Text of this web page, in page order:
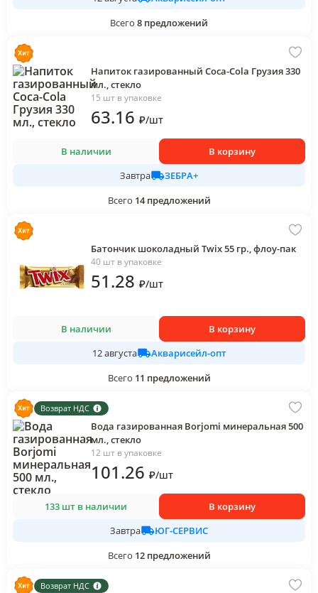
Всего 8 предложений
Напиток газированный Coca-Cola Грузия 330
мл., стекло
15 шт в упаковке
63.16 ₽/шт
В наличии
В корзину
Завтра
ЗЕБРА+
Всего 14 предложений
Батончик шоколадный Twix 55 гр., флоу-пак
40 шт в упаковке
51.28 ₽/шт
В наличии
В корзину
12 августа
Акварисейл-опт
Всего 11 предложений
Возврат НДС
Вода газированная Borjomi минеральная 500
мл., стекло
12 шт в упаковке
101.26 ₽/шт
133 шт в наличии
В корзину
Завтра
ЮГ-СЕРВИС
Всего 12 предложений
Возврат НДС